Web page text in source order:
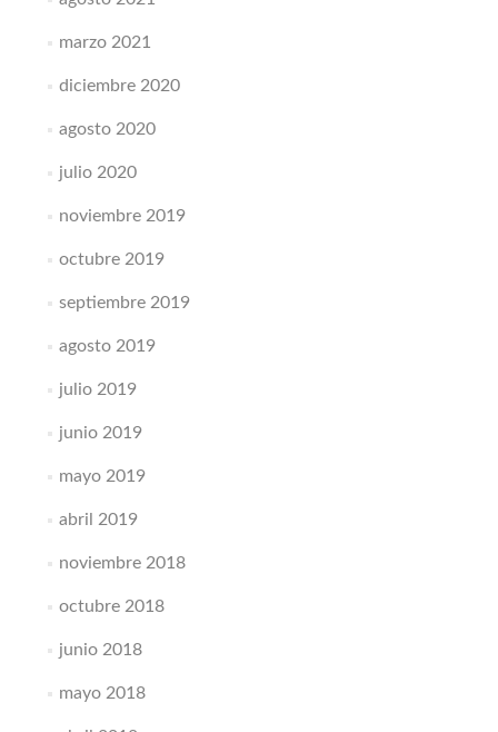
marzo 2021
diciembre 2020
agosto 2020
julio 2020
noviembre 2019
octubre 2019
septiembre 2019
agosto 2019
julio 2019
junio 2019
mayo 2019
abril 2019
noviembre 2018
octubre 2018
junio 2018
mayo 2018